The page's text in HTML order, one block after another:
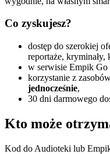
Co zyskujesz?
dostęp do szerokiej
reportaże, kryminały,
w serwisie Empik Go
korzystanie z
jednocześnie,
30 dni darmowego
Kto może
Kod do Audioteki lub